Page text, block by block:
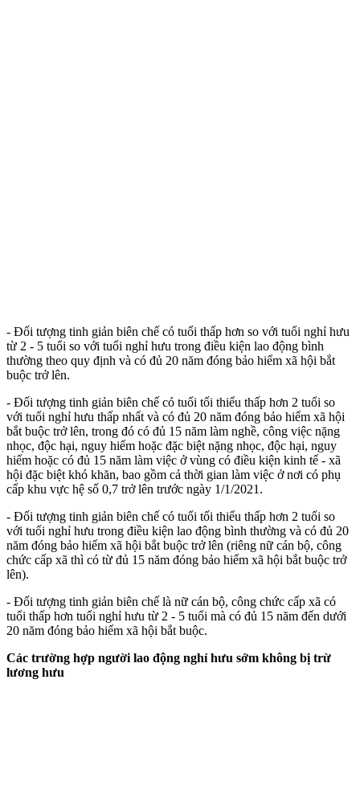
- Đối tượng tinh giản biên chế có tuổi thấp hơn so với tuổi nghỉ hưu
từ 2 - 5 tuổi so với tuổi nghỉ hưu trong điều kiện lao động bình
thường theo quy định và có đủ 20 năm đóng bảo hiểm xã hội bắt
buộc trở lên.
- Đối tượng tinh giản biên chế có tuổi tối thiểu thấp hơn 2 tuổi so
với tuổi nghỉ hưu thấp nhất và có đủ 20 năm đóng bảo hiểm xã hội
bắt buộc trở lên, trong đó có đủ 15 năm làm nghề, công việc nặng
nhọc, độc hại, nguy hiểm hoặc đặc biệt nặng nhọc, độc hại, nguy
hiểm hoặc có đủ 15 năm làm việc ở vùng có điều kiện kinh tế - xã
hội đặc biệt khó khăn, bao gồm cả thời gian làm việc ở nơi có phụ
cấp khu vực hệ số 0,7 trở lên trước ngày 1/1/2021.
- Đối tượng tinh giản biên chế có tuổi tối thiểu thấp hơn 2 tuổi so
với tuổi nghỉ hưu trong điều kiện lao động bình thường và có đủ 20
năm đóng bảo hiểm xã hội bắt buộc trở lên (riêng nữ cán bộ, công
chức cấp xã thì có từ đủ 15 năm đóng bảo hiểm xã hội bắt buộc trở
lên).
- Đối tượng tinh giản biên chế là nữ cán bộ, công chức cấp xã có
tuổi thấp hơn tuổi nghỉ hưu từ 2 - 5 tuổi mà có đủ 15 năm đến dưới
20 năm đóng bảo hiểm xã hội bắt buộc.
Các trường hợp người lao động nghỉ hưu sớm không bị trừ
lương hưu